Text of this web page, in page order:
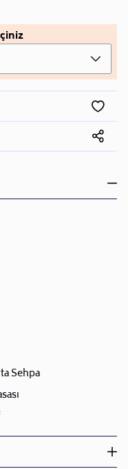
Sehpa